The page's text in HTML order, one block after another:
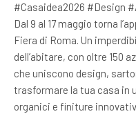
#Casaidea2026 #Design
Dal 9 al 17 maggio torna
Fiera di Roma. Un
dell’abitare, con oltre 150
che uniscono design,
trasformare la tua casa in
organici e finiture